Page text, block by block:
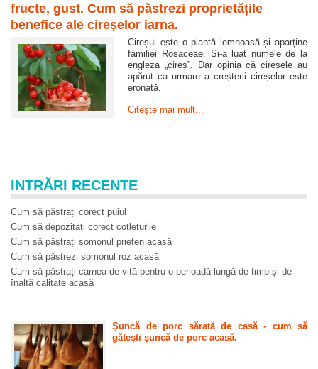
fructe, gust. Cum să păstrezi proprietățile
benefice ale cireșelor iarna.
Cireșul este o plantă lemnoasă și aparține
familiei Rosaceae. Și-a luat numele de la
engleza „cireș”. Dar opinia că cireșele au
apărut ca urmare a creșterii cireșelor este
eronată.
Citeşte mai mult...
INTRĂRI RECENTE
Cum să păstrați corect puiul
Cum să depozitați corect cotleturile
Cum să păstrați somonul prieten acasă
Cum să păstrezi somonul roz acasă
Cum să păstrați carnea de vită pentru o perioadă lungă de timp și de
înaltă calitate acasă
Șuncă de porc sărată de casă - cum să
gătești șuncă de porc acasă.